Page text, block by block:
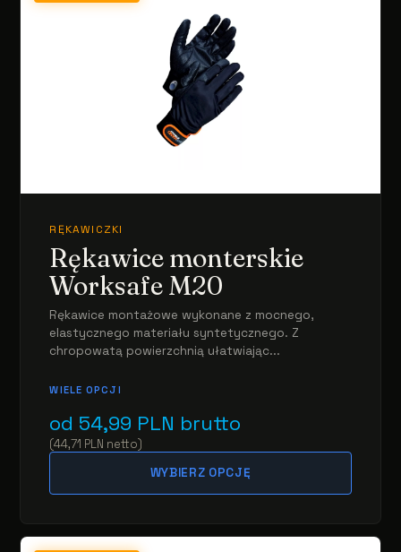
RĘKAWICZKI
Rękawice monterskie
Worksafe M20
Rękawice montażowe wykonane z mocnego,
elastycznego materiału syntetycznego. Z
chropowatą powierzchnią ułatwiając...
WIELE OPCJI
od 54,99 PLN brutto
(44,71 PLN netto)
WYBIERZ OPCJĘ